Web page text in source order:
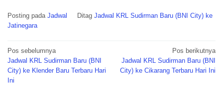
Posting pada Jadwal Ditag Jadwal KRL Sudirman Baru (BNI City) ke
Jatinegara
Navigasi
pos
Pos sebelumnya
Jadwal KRL Sudirman Baru (BNI
City) ke Klender Baru Terbaru Hari
Ini
Pos berikutnya
Jadwal KRL Sudirman Baru (BNI
City) ke Cikarang Terbaru Hari Ini